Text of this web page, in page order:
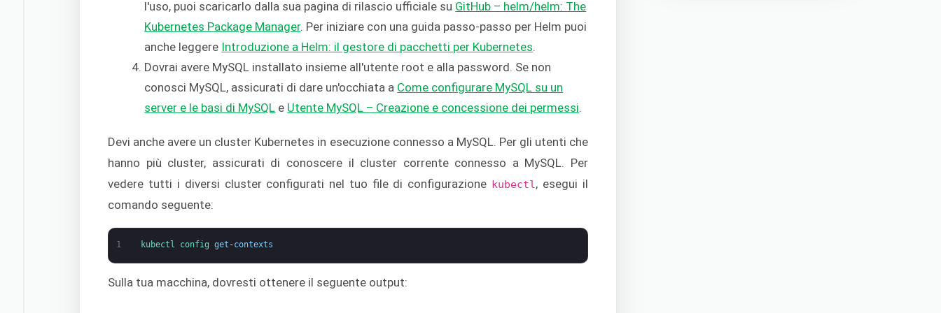
l'uso, puoi scaricarlo dalla sua pagina di rilascio ufficiale su GitHub – helm/helm: The
Kubernetes Package Manager. Per iniziare con una guida passo-passo per Helm puoi
anche leggere Introduzione a Helm: il gestore di pacchetti per Kubernetes.
Dovrai avere MySQL installato insieme all'utente root e alla password. Se non
conosci MySQL, assicurati di dare un'occhiata a Come configurare MySQL su un
server e le basi di MySQL e Utente MySQL – Creazione e concessione dei permessi.
Devi anche avere un cluster Kubernetes in esecuzione connesso a MySQL. Per gli utenti che
hanno più cluster, assicurati di conoscere il cluster corrente connesso a MySQL. Per
vedere tutti i diversi cluster configurati nel tuo file di configurazione kubectl , esegui il
comando seguente:
1 kubectl config get -contexts
Sulla tua macchina, dovresti ottenere il seguente output: